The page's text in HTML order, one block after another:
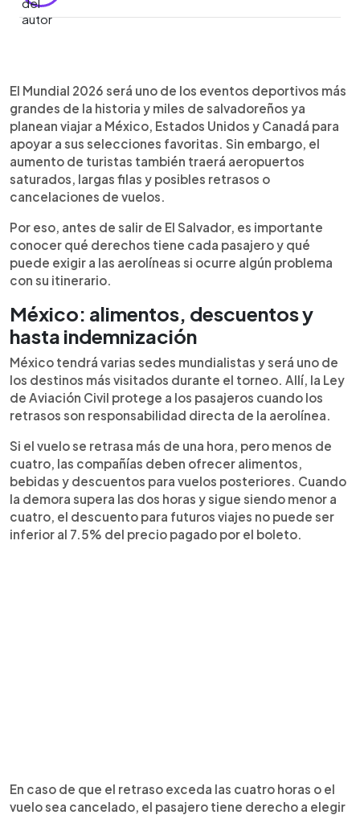
► Escuchar artículo
Los salvadoreños que viajarán al Mundial 2026 en
México, Estados Unidos y Canadá deben conocer
sus derechos ante retrasos y cancelaciones de
vuelos. Dependiendo del país y la aerolínea, los
pasajeros pueden exigir reembolsos, hospedaje,
alimentos o compensaciones económicas.
México contempla indemnizaciones por demoras
prolongadas, mientras Canadá ofrece una de las
mayores protecciones aéreas para viajeros. En
Estados Unidos, las aerolíneas deben devolver el
dinero si el pasajero decide no viajar tras una
cancelación significativa. Expertos recomiendan
tiempo para evitar problemas durante la Copa
Mundial de la FIFA 2026.
El Mundial 2026 será uno de los eventos deportivos más
grandes de la historia y miles de salvadoreños ya
planean viajar a México, Estados Unidos y Canadá para
apoyar a sus selecciones favoritas. Sin embargo, el
aumento de turistas también traerá aeropuertos
saturados, largas filas y posibles retrasos o
cancelaciones de vuelos.
Por eso, antes de salir de El Salvador, es importante
conocer qué derechos tiene cada pasajero y qué
puede exigir a las aerolíneas si ocurre algún problema
con su itinerario.
México: alimentos, descuentos y
hasta indemnización
México tendrá varias sedes mundialistas y será uno de
los destinos más visitados durante el torneo. Allí, la Ley
de Aviación Civil protege a los pasajeros cuando los
retrasos son responsabilidad directa de la aerolínea.
Si el vuelo se retrasa más de una hora, pero menos de
cuatro, las compañías deben ofrecer alimentos,
bebidas y descuentos para vuelos posteriores. Cuando
la demora supera las dos horas y sigue siendo menor a
cuatro, el descuento para futuros viajes no puede ser
inferior al 7.5% del precio pagado por el boleto.
En caso de que el retraso exceda las cuatro horas o el
vuelo sea cancelado, el pasajero tiene derecho a elegir